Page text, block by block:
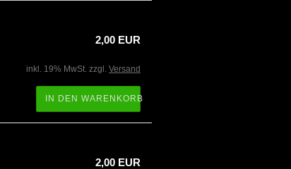
2,00 EUR
inkl. 19% MwSt. zzgl. Versand
IN DEN WARENKORB
2,00 EUR